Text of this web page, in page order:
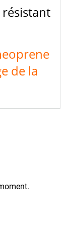
de la